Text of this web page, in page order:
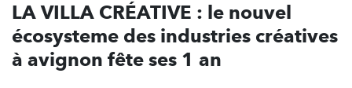
LA VILLA CRÉATIVE : le nouvel
écosysteme des industries créatives
à avignon fête ses 1 an